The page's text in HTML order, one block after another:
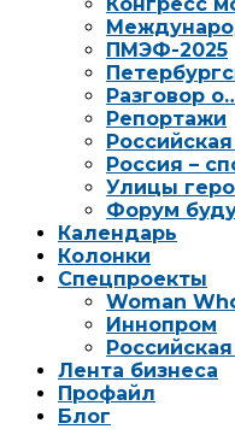
ПМЭФ-2025
Разговор
Репортажи
Россия –
Улицы
Форум
Календарь
Колонки
Спецпроекты
Woman
Иннопром
Лента бизнеса
Профайл
Блог